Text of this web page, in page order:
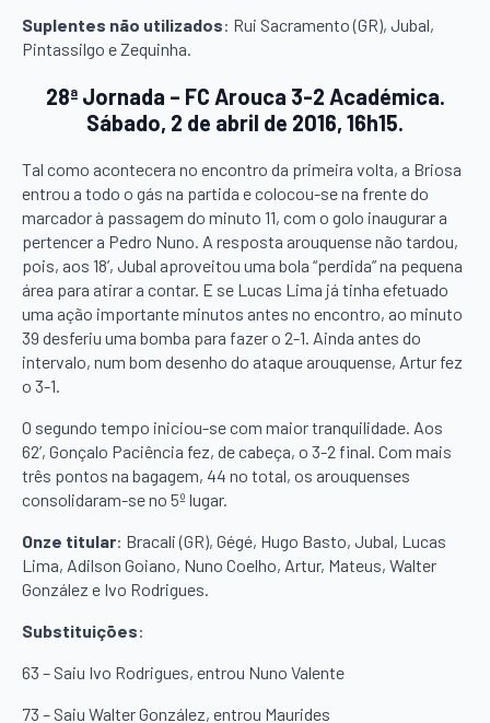
Suplentes não utilizados: Rui Sacramento (GR), Jubal,
Pintassilgo e Zequinha.
28ª Jornada – FC Arouca 3-2 Académica.
Sábado, 2 de abril de 2016, 16h15.
Tal como acontecera no encontro da primeira volta, a Briosa
entrou a todo o gás na partida e colocou-se na frente do
marcador à passagem do minuto 11, com o golo inaugurar a
pertencer a Pedro Nuno. A resposta arouquense não tardou,
pois, aos 18’, Jubal aproveitou uma bola “perdida” na pequena
área para atirar a contar. E se Lucas Lima já tinha efetuado
uma ação importante minutos antes no encontro, ao minuto
39 desferiu uma bomba para fazer o 2-1. Ainda antes do
intervalo, num bom desenho do ataque arouquense, Artur fez
o 3-1.
O segundo tempo iniciou-se com maior tranquilidade. Aos
62’, Gonçalo Paciência fez, de cabeça, o 3-2 final. Com mais
três pontos na bagagem, 44 no total, os arouquenses
consolidaram-se no 5º lugar.
Onze titular: Bracali (GR), Gégé, Hugo Basto, Jubal, Lucas
Lima, Adilson Goiano, Nuno Coelho, Artur, Mateus, Walter
González e Ivo Rodrigues.
Substituições:
63 – Saiu Ivo Rodrigues, entrou Nuno Valente
73 – Saiu Walter González, entrou Maurides